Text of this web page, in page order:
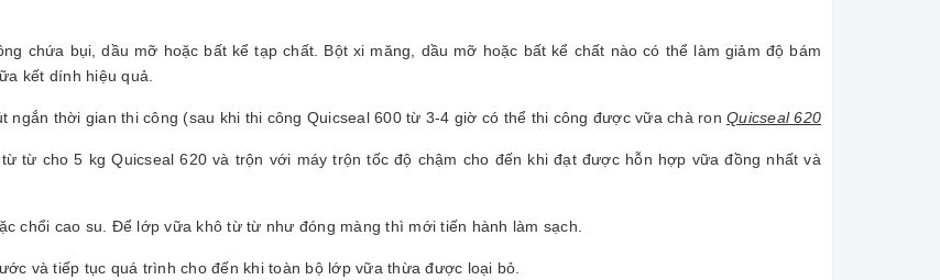
chứa bụi, dầu mỡ hoặc bất kể tạp chất. Bột xi măng, dầu mỡ hoặc bất kể chất nào có thể làm giảm độ bám
kết dính hiệu quả.
ngắn thời gian thi công (sau khi thi công Quicseal 600 từ 3-4 giờ có thể thi công được vữa chà ron Quicseal 620
từ cho 5 kg Quicseal 620 và trộn với máy trộn tốc độ chậm cho đến khi đạt được hỗn hợp vữa đồng nhất và
chổi cao su. Để lớp vữa khô từ từ như đóng màng thì mới tiến hành làm sạch.
và tiếp tục quá trình cho đến khi toàn bộ lớp vữa thừa được loại bỏ.